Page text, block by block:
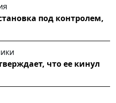
под контролем,
что ее кинул